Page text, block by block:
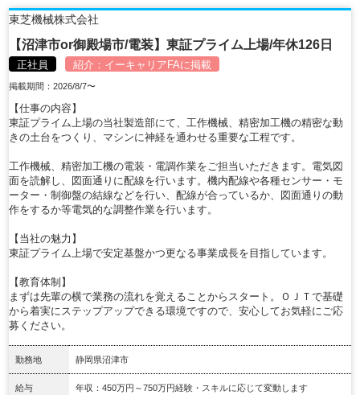
東芝機械株式会社
【沼津市or御殿場市/電装】東証プライム上場/年休126日
正社員 紹介： イーキャリアFAに掲載
掲載期間：2026/8/7〜
【仕事の内容】
東証プライム上場の当社製造部にて、工作機械、精密加工機の精密な動
きの土台をつくり、マシンに神経を通わせる重要な工程です。
工作機械、精密加工機の電装・電調作業をご担当いただきます。電気図
面を読解し、図面通りに配線を行います。機内配線や各種センサー・モ
ーター・制御盤の結線などを行い、配線が合っているか、図面通りの動
作をするか等電気的な調整作業を行います。
【当社の魅力】
東証プライム上場で安定基盤かつ更なる事業成長を目指しています。
【教育体制】
まずは先輩の横で業務の流れを覚えることからスタート。ＯＪＴで基礎
から着実にステップアップできる環境ですので、安心してお気軽にご応
募ください。
勤務地 静岡県沼津市
給与 年収：450万円～750万円経験・スキルに応じて変動します